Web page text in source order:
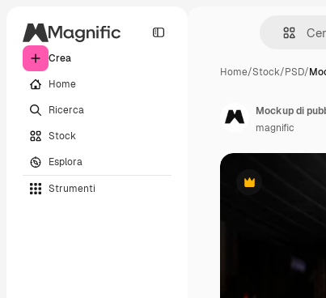
Crea
Home
Ricerca
Stock
Esplora
Strumenti
Home/Stock/PSD/
Premium
Mockup di
magnific